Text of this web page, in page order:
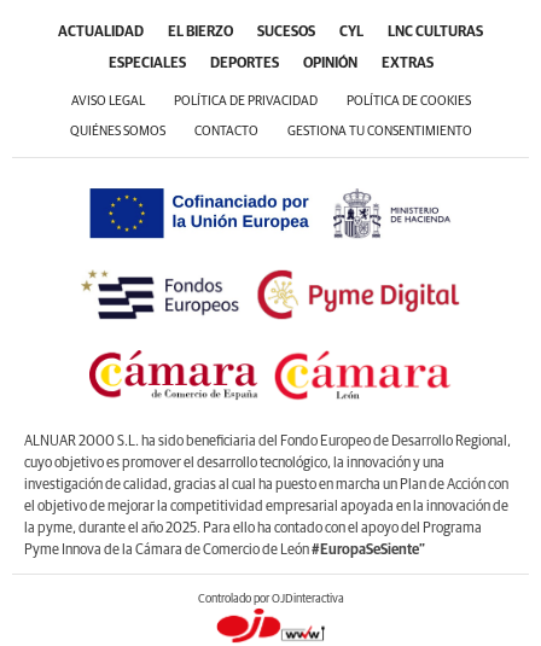
ACTUALIDAD EL BIERZO SUCESOS CYL LNC CULTURAS
ESPECIALES DEPORTES OPINIÓN EXTRAS
AVISO LEGAL POLÍTICA DE PRIVACIDAD POLÍTICA DE COOKIES
QUIÉNES SOMOS CONTACTO GESTIONA TU CONSENTIMIENTO
ALNUAR 2000 S.L. ha sido beneficiaria del Fondo Europeo de Desarrollo Regional,
cuyo objetivo es promover el desarrollo tecnológico, la innovación y una
investigación de calidad, gracias al cual ha puesto en marcha un Plan de Acción con
el objetivo de mejorar la competitividad empresarial apoyada en la innovación de
la pyme, durante el año 2025. Para ello ha contado con el apoyo del Programa
Pyme Innova de la Cámara de Comercio de León#EuropaSeSiente”
Controlado por OJDinteractiva